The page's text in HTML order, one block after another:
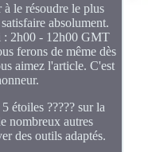
le résoudre le plus
absolument.
: 2h00 - 12h00 GMT
ferons de même dès
aimez l'article. C'est
étoiles ????? sur la
nombreux autres
des outils adaptés.